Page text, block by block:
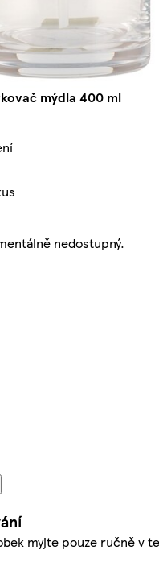
mýdla 400 ml
nedostupný.
myjte pouze ručně v